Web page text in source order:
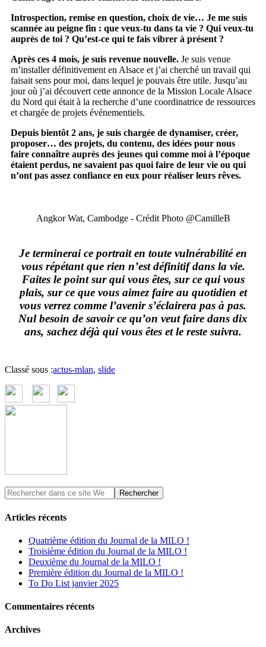
Introspection, remise en question, choix de vie… Je me suis
scannée au peigne fin : que veux-tu dans ta vie ? Qui veux-tu
auprès de toi ? Qu’est-ce qui te fais vibrer à présent ?
Après ces 4 mois, je suis revenue nouvelle. Je suis venue
m’installer définitivement en Alsace et j’ai cherché un travail qui
faisait sens pour moi, dans lequel je pouvais être utile. Jusqu’au
jour où j’ai découvert cette annonce de la Mission Locale Alsace
du Nord qui était à la recherche d’une coordinatrice de ressources
et chargée de projets événementiels.
Depuis bientôt 2 ans, je suis chargée de dynamiser, créer,
proposer… des projets, du contenu, des idées pour nous
faire connaître auprès des jeunes qui comme moi à l’époque
étaient perdus, ne savaient pas quoi faire de leur vie ou qui
n’ont pas assez confiance en eux pour réaliser leurs rêves.
Angkor Wat, Cambodge - Crédit Photo @CamilleB
Je terminerai ce portrait en toute vulnérabilité en
vous répétant que rien n’est définitif dans la vie.
Faites le point sur qui vous êtes, sur ce qui vous
plais, sur ce que vous aimez faire au quotidien et
vous verrez comme l’avenir s’éclairera pas à pas.
Nul besoin de savoir ce qu’on veut faire dans dix
ans, sachez déjà qui vous êtes et le reste suivra.
Classé sous :actus-mlan, slide
Articles récents
Quatrième édition du Journal de la MILO !
Troisième édition du Journal de la MILO !
Deuxième du Journal de la MILO !
Première édition du Journal de la MILO !
To Do List janvier 2025
Commentaires récents
Archives